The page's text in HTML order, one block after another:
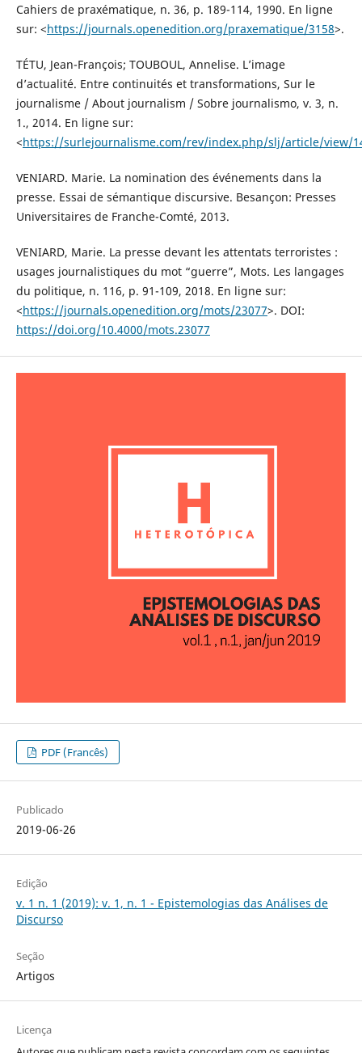
Cahiers de praxématique, n. 36, p. 189-114, 1990. En ligne
sur: <https://journals.openedition.org/praxematique/3158>.
TÉTU, Jean-François; TOUBOUL, Annelise. L’image
d’actualité. Entre continuités et transformations, Sur le
journalisme / About journalism / Sobre journalismo, v. 3, n.
1., 2014. En ligne sur:
<https://surlejournalisme.com/rev/index.php/slj/article/view/
VENIARD. Marie. La nomination des événements dans la
presse. Essai de sémantique discursive. Besançon: Presses
Universitaires de Franche-Comté, 2013.
VENIARD, Marie. La presse devant les attentats terroristes :
usages journalistiques du mot “guerre”, Mots. Les langages
du politique, n. 116, p. 91-109, 2018. En ligne sur:
<https://journals.openedition.org/mots/23077>. DOI:
https://doi.org/10.4000/mots.23077
PDF (Francês)
Publicado
2019-06-26
Edição
v. 1 n. 1 (2019): v. 1, n. 1 - Epistemologias das Análises de
Discurso
Seção
Artigos
Licença